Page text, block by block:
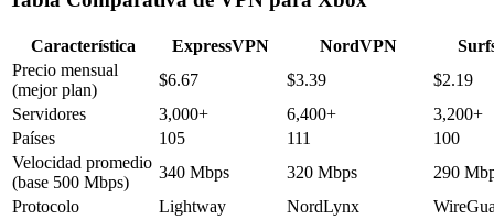
Característica ExpressVPN NordVPN
Precio mensual
(mejor plan)
$6.67 $3.39
$2.19
Servidores
3,000+ 6,400+
3,200+
Países
105 111
100
Velocidad promedio
(base 500 Mbps)
340 Mbps 320 Mbps
290
Protocolo
Lightway NordLynx